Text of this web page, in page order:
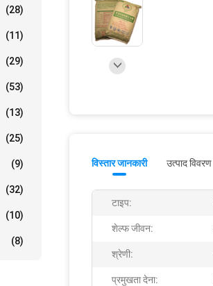
(28)
(11)
(29)
(53)
(13)
(25)
(9)
(32)
(10)
(8)
विस्तार जानकारी उत्पाद विवरण
टाइप:
शेल्फ जीवन:
श्रेणी:
प्रमुखता देना: